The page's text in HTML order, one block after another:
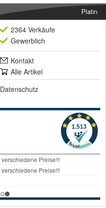
Platin
2364 Verkäufe
Gewerblich
Kontakt
Alle Artikel
Datenschutz